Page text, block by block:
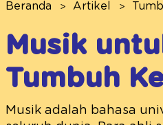
Beranda Artikel
Musik
Tumbuh
Musik adalah bahasa